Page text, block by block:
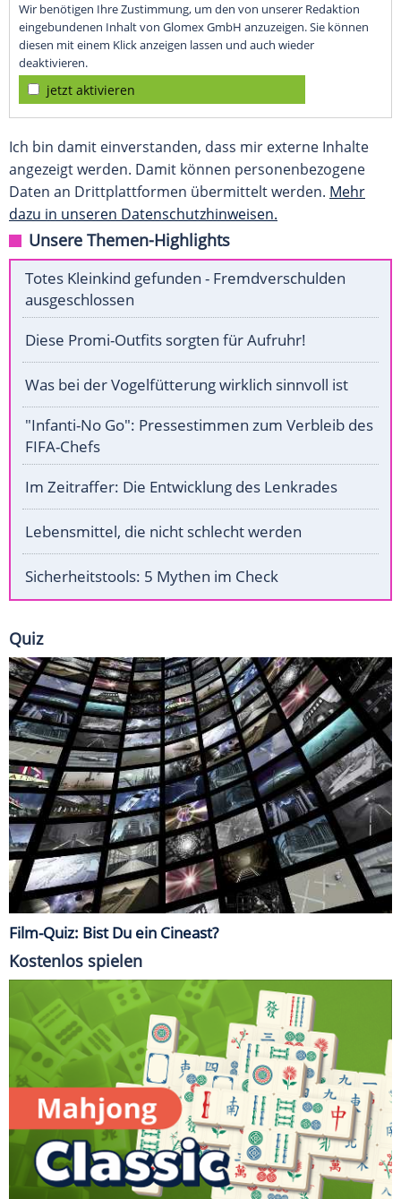
Wir benötigen Ihre Zustimmung, um den von unserer Redaktion
eingebundenen Inhalt von Glomex GmbH anzuzeigen. Sie können
diesen mit einem Klick anzeigen lassen und auch wieder
deaktivieren.
jetzt aktivieren
Ich bin damit einverstanden, dass mir externe Inhalte
angezeigt werden. Damit können personenbezogene
Daten an Drittplattformen übermittelt werden. Mehr
dazu in unseren Datenschutzhinweisen.
Unsere Themen-Highlights
Totes Kleinkind gefunden - Fremdverschulden
ausgeschlossen
Diese Promi-Outfits sorgten für Aufruhr!
Was bei der Vogelfütterung wirklich sinnvoll ist
"Infanti-No Go": Pressestimmen zum Verbleib des
FIFA-Chefs
Im Zeitraffer: Die Entwicklung des Lenkrades
Lebensmittel, die nicht schlecht werden
Sicherheitstools: 5 Mythen im Check
Quiz
Film-Quiz: Bist Du ein Cineast?
Kostenlos spielen